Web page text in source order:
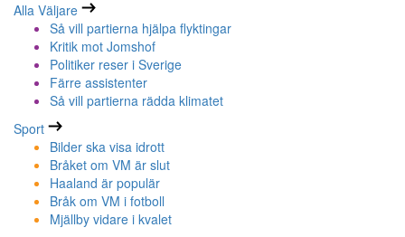
Alla Väljare
Så vill partierna hjälpa flyktingar
Kritik mot Jomshof
Politiker reser i Sverige
Färre assistenter
Så vill partierna rädda klimatet
Sport
Bilder ska visa idrott
Bråket om VM är slut
Haaland är populär
Bråk om VM i fotboll
Mjällby vidare i kvalet